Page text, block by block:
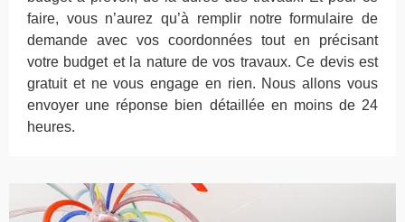
faire, vous n’aurez qu’à remplir notre formulaire de
demande avec vos coordonnées tout en précisant
votre budget et la nature de vos travaux. Ce devis est
gratuit et ne vous engage en rien. Nous allons vous
envoyer une réponse bien détaillée en moins de 24
heures.